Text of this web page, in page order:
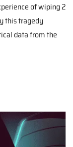
of wiping 2
this tragedy
data from the